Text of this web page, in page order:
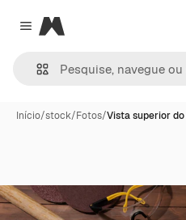
Close menu
Magnific
Início/stock/Fotos/Vista superior